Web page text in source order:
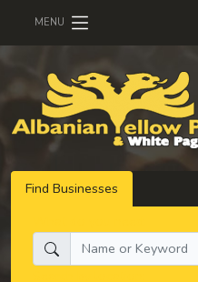
Find Businesses
MENU